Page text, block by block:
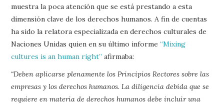
muestra la poca atención que se está prestando a esta
dimensión clave de los derechos humanos. A fin de cuentas
ha sido la relatora especializada en derechos culturales de
Naciones Unidas quien en su último informe“Mixing
cultures is an human right” afirmaba:
“Deben aplicarse plenamente los Principios Rectores sobre las
empresas y los derechos humanos. La diligencia debida que se
requiere en materia de derechos humanos debe incluir una